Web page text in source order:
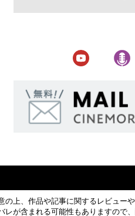
の上、作品や記事に関するレビュー
レが含まれる可能性もありますので